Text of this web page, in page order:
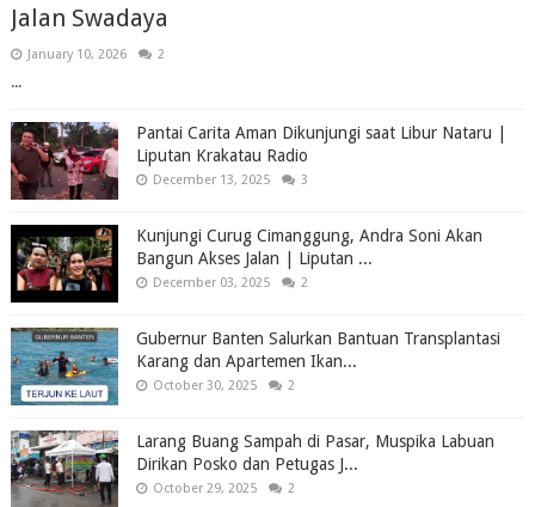
Jalan Swadaya
January 10, 2026 2
...
Pantai Carita Aman Dikunjungi saat Libur Nataru |
Liputan Krakatau Radio
December 13, 2025 3
Kunjungi Curug Cimanggung, Andra Soni Akan
Bangun Akses Jalan | Liputan ...
December 03, 2025 2
Gubernur Banten Salurkan Bantuan Transplantasi
Karang dan Apartemen Ikan...
October 30, 2025 2
Larang Buang Sampah di Pasar, Muspika Labuan
Dirikan Posko dan Petugas J...
October 29, 2025 2